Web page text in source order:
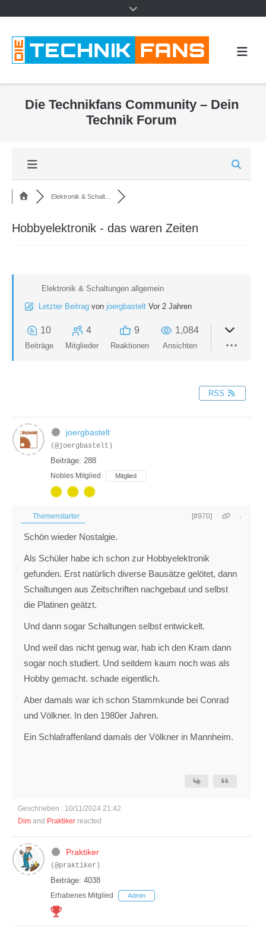
Die Technikfans Community – Dein
Technik Forum
Elektronik & Schalt...
Hobbyelektronik - das waren Zeiten
Elektronik & Schaltungen allgemein
Letzter Beitrag von joergbastelt Vor 2 Jahren
10
Beiträge
4
Mitglieder
9
Reaktionen
1,084
Ansichten
RSS
joergbastelt
(@joergbastelt)
Beiträge: 288
Nobles Mitglied Mitglied
Themenstarter [#970]
Schön wieder Nostalgie.
Als Schüler habe ich schon zur Hobbyelektronik
gefunden. Erst natürlich diverse Bausätze gelötet, dann
Schaltungen aus Zeitschriften nachgebaut und selbst
die Platinen geätzt.
Und dann sogar Schaltungen selbst entwickelt.
Und weil das nicht genug war, hab ich den Kram dann
sogar noch studiert. Und seitdem kaum noch was als
Hobby gemacht. schade eigentlich.
Aber damals war ich schon Stammkunde bei Conrad
und Völkner. In den 1980er Jahren.
Ein Schlafraffenland damals der Völkner in Mannheim.
Geschrieben : 10/11/2024 21:42
Dim and Praktiker reacted
Praktiker
(@praktiker)
Beiträge: 4038
Erhabenes Mitglied Admin